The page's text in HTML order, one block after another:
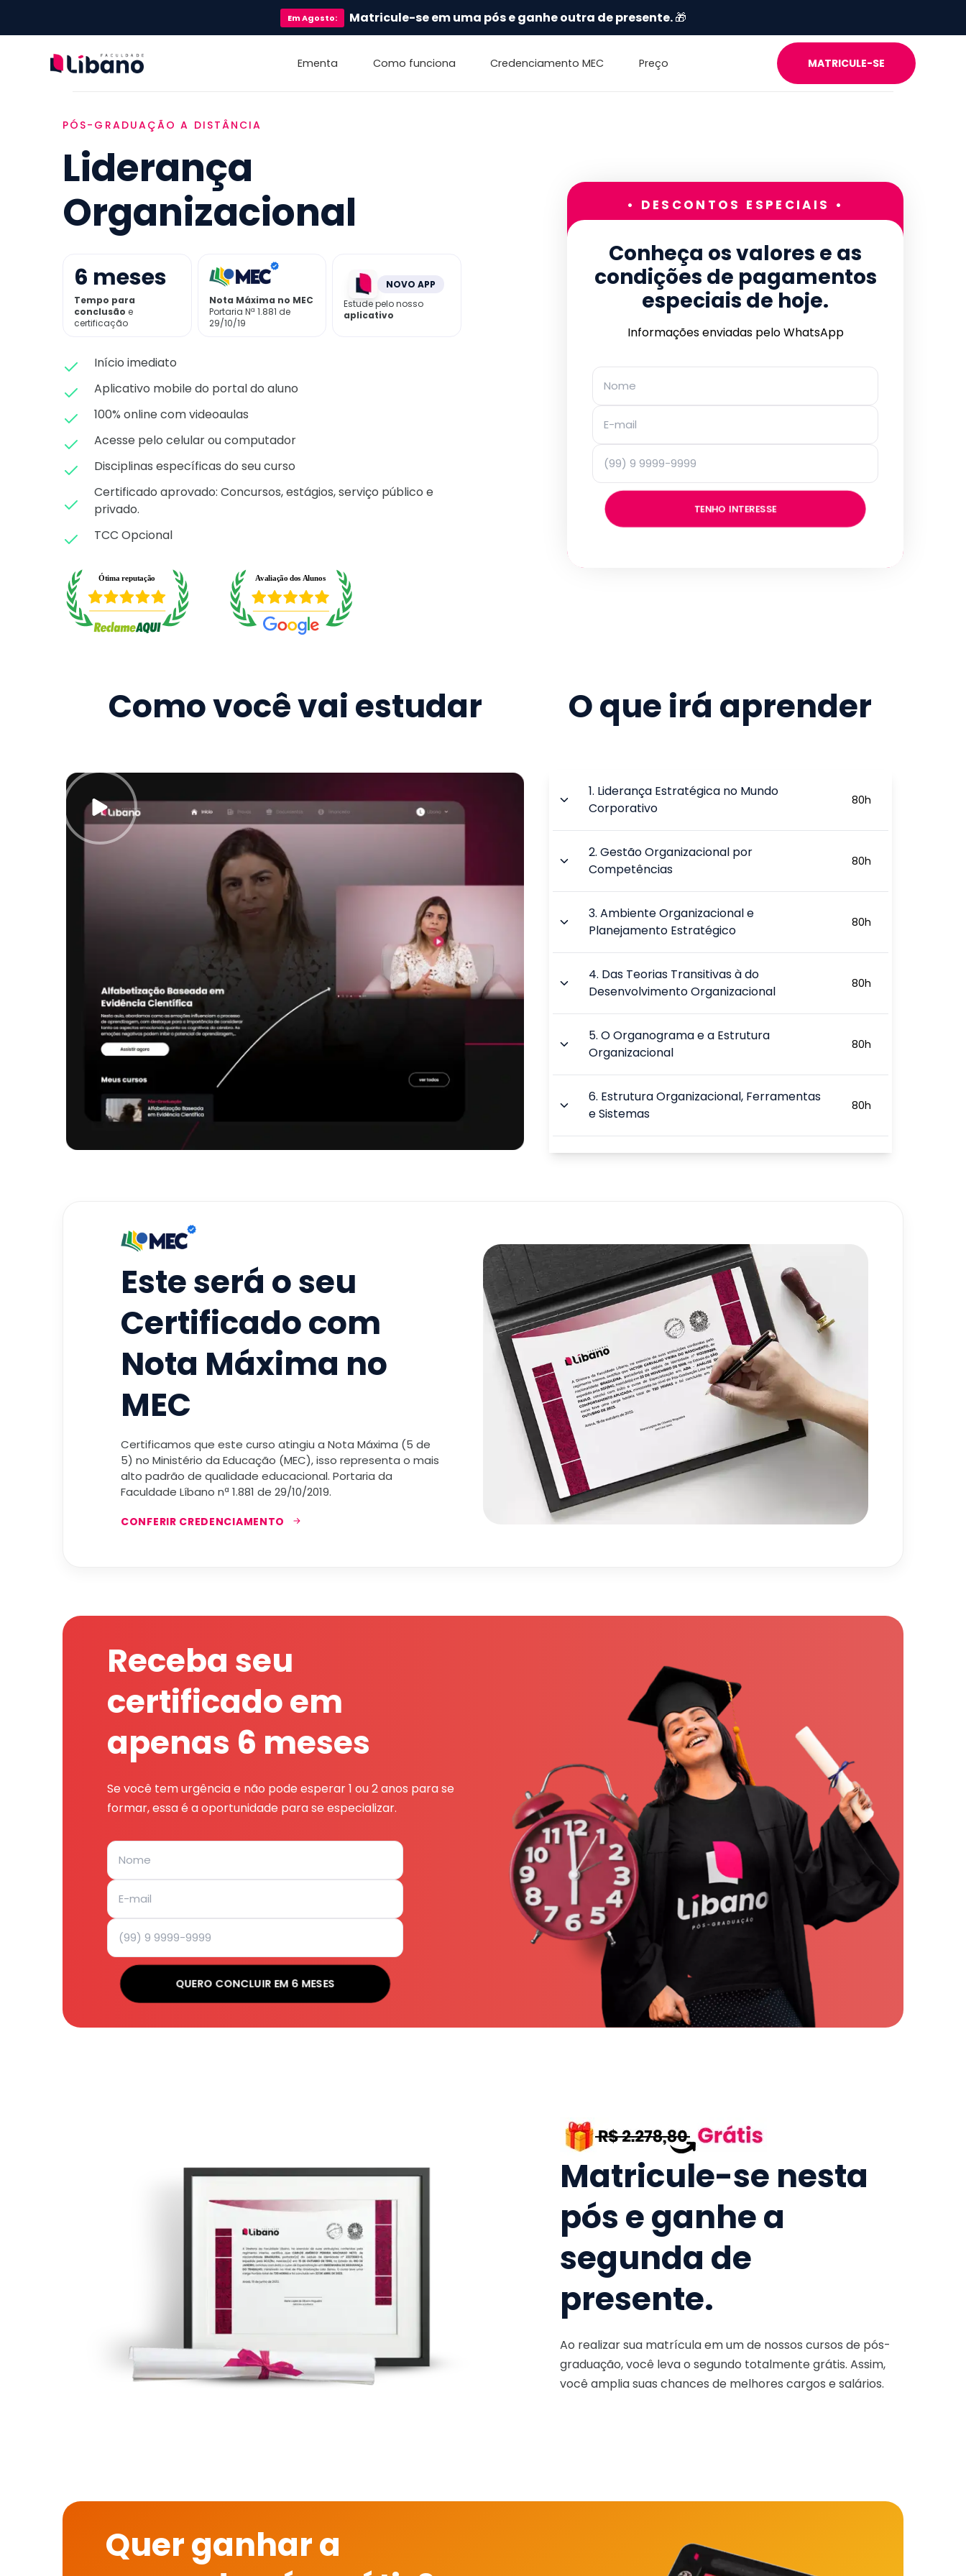
EmAgosto: Matricule-se em uma pós e ganhe outra de presente.🎁
Ementa Como funciona Credenciamento MEC Preço MATRICULE-SE
PÓS-GRADUAÇÃO A DISTÂNCIA
Liderança
Organizacional
6 meses
Tempo para
conclusão e
certificação
Nota Máxima no MEC
Portaria Nª 1.881 de
29/10/19
NOVO APP
Estude pelo nosso
aplicativo
Início imediato
Aplicativo mobile do portal do aluno
100% online com videoaulas
Acesse pelo celular ou computador
Disciplinas específicas do seu curso
Certificado aprovado: Concursos, estágios, serviço público e
privado.
TCC Opcional
• DESCONTOS ESPECIAIS •
Conheça os valores e as
condições de pagamentos
especiais de hoje.
Informações enviadas pelo WhatsApp
TENHO INTERESSE
Como você vai estudar O que irá aprender
1. Liderança Estratégica no Mundo
Corporativo
80h
2.Gestão Organizacional por
Competências
80h
3.Ambiente Organizacional e
Planejamento Estratégico
80h
4. Das Teorias Transitivas à do
Desenvolvimento Organizacional
80h
5.O Organograma e a Estrutura
Organizacional
80h
6. Estrutura Organizacional, Ferramentas
e Sistemas
80h
7.Cultura Organizacional e o Capital
9.Inteligência Emocional no Ambiente de
Trabalho
TOTAL:
Este será o seu
Certificado com
Nota Máxima no
MEC
Certificamos que este curso atingiu a Nota Máxima (5 de
5) no Ministério da Educação (MEC), isso representa o mais
alto padrão de qualidade educacional. Portaria da
Faculdade Líbano nª 1.881 de 29/10/2019.
CONFERIR CREDENCIAMENTO
Receba seu
certificado em
apenas 6 meses
Se você tem urgência e não pode esperar 1 ou 2 anos para se
formar, essa é a oportunidade para se especializar.
QUERO CONCLUIR EM 6 MESES
Matricule-se nesta
pós e ganhe a
segunda de
presente.
Ao realizar sua matrícula em um de nossos cursos de pós-
graduação, você leva o segundo totalmente grátis. Assim,
você amplia suas chances de melhores cargos e salários.
Quer ganhar a